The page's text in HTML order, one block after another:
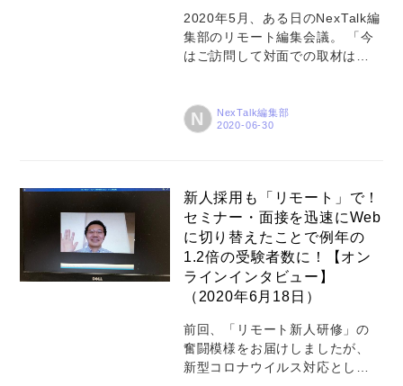
2007年、私立聖光学院高等学校
（横浜市）卒業後、学習院大学
経済学部に進学。2008年1月に当
2020年5月、ある日のNexTalk編
集部のリモート編集会議。 「今
はご訪問して対面での取材は難
るから、肩の力が抜けるような
脱力系の内容がよくない？」 「1
ど。 こんなやり取りの後に、2つ
の新企画が決まりました！ 1つは
「何かを好きすぎて、夢中にな
りすぎて、こーんな楽しことに
なっている」方のユニークなお
話を紹介しようというもの。
NexTalk編集担当者が家にこもっ
ていた時に、「まねき猫収集
家」という方がテレビ番組に登
場しているを見て「そのマイペ
ースな雰囲気になにかスッと力
N NexTalk編集部
新人採用も「リモート」で！
セミナー・面接を迅速にWeb
に切り替えたことで例年の
1.2倍の受験者数に！【オン
ラインインタビュー】
（2020年6月18日）
前回、「リモート新人研修」の
奮闘模様をお届けしましたが、
新型コロナウイルス対応として